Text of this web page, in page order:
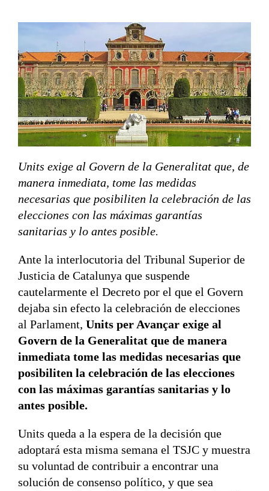
Units exige al Govern de la Generalitat que, de
manera inmediata, tome las medidas
necesarias que posibiliten la celebración de las
elecciones con las máximas garantías
sanitarias y lo antes posible.
Ante la interlocutoria del Tribunal Superior de
Justicia de Catalunya que suspende
cautelarmente el Decreto por el que el Govern
dejaba sin efecto la celebración de elecciones
al Parlament, Units per Avançar exige al
Govern de la Generalitat que de manera
inmediata tome las medidas necesarias que
posibiliten la celebración de las elecciones
con las máximas garantías sanitarias y lo
antes posible.
Units queda a la espera de la decisión que
adoptará esta misma semana el TSJC y muestra
su voluntad de contribuir a encontrar una
solución de consenso político, y que sea